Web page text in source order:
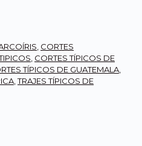
CORTES
CORTES TÍPICOS DE
TÍPICOS DE GUATEMALA
,TRAJES TÍPICOS DE